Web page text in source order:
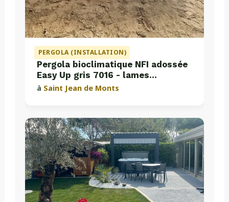
PERGOLA (INSTALLATION)
Pergola bioclimatique NFI adossée
Easy Up gris 7016 - lames
perpendiculaires
à Saint Jean de Monts